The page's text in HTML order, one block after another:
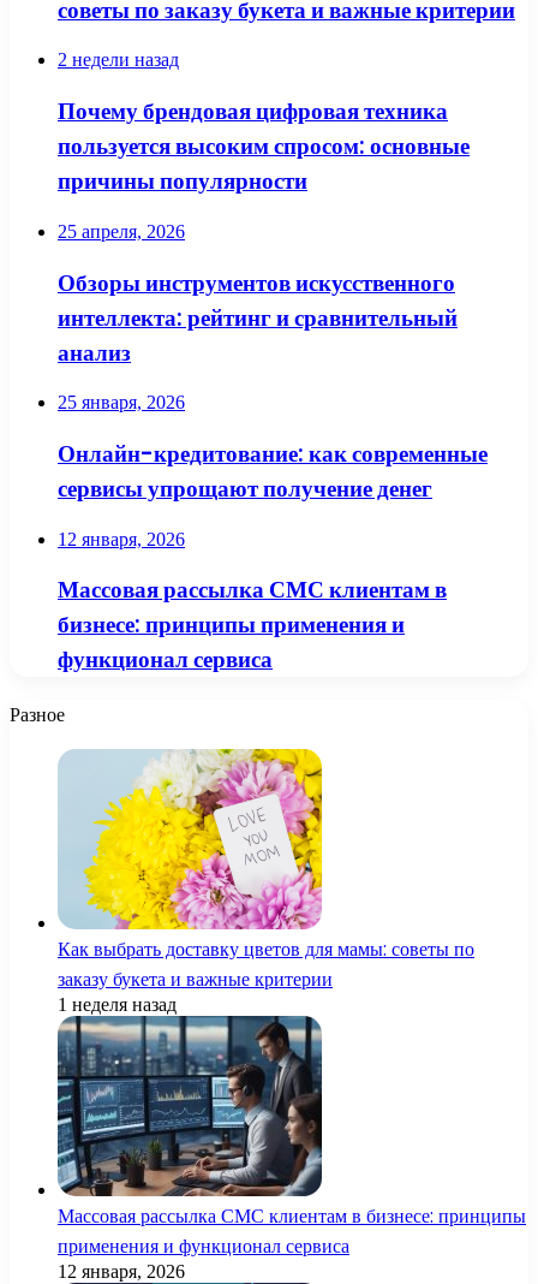
советы по заказу букета и важные критерии
2 недели назад
Почему брендовая цифровая техника
пользуется высоким спросом: основные
причины популярности
25 апреля, 2026
Обзоры инструментов искусственного
интеллекта: рейтинг и сравнительный
анализ
25 января, 2026
Онлайн-кредитование: как современные
сервисы упрощают получение денег
12 января, 2026
Массовая рассылка СМС клиентам в
бизнесе: принципы применения и
функционал сервиса
Разное
Как выбрать доставку цветов для мамы: советы по
заказу букета и важные критерии
1 неделя назад
Массовая рассылка СМС клиентам в бизнесе: принципы
применения и функционал сервиса
12 января, 2026